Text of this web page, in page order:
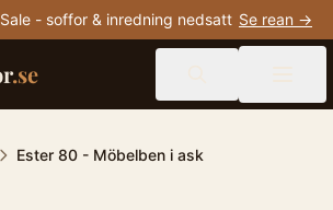
- soffor & inredning nedsatt Se rean →
.se
Ester 80 - Möbelben i ask